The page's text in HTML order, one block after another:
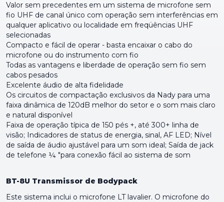
Valor sem precedentes em um sistema de microfone sem
fio UHF de canal único com operação sem interferências em
qualquer aplicativo ou localidade em freqüências UHF
selecionadas
Compacto e fácil de operar - basta encaixar o cabo do
microfone ou do instrumento com fio
Todas as vantagens e liberdade de operação sem fio sem
cabos pesados
Excelente áudio de alta fidelidade
Os circuitos de compactação exclusivos da Nady para uma
faixa dinâmica de 120dB melhor do setor e o som mais claro
e natural disponível
Faixa de operação típica de 150 pés +, até 300+ linha de
visão; Indicadores de status de energia, sinal, AF LED; Nível
de saída de áudio ajustável para um som ideal; Saída de jack
de telefone ¼ "para conexão fácil ao sistema de som
BT-8U Transmissor de Bodypack
Este sistema inclui o microfone LT lavalier. O microfone do